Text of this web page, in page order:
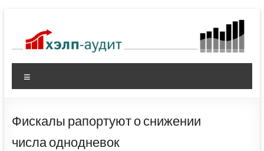
содержимому
Фискалы рапортуют о снижении
числа однодневок